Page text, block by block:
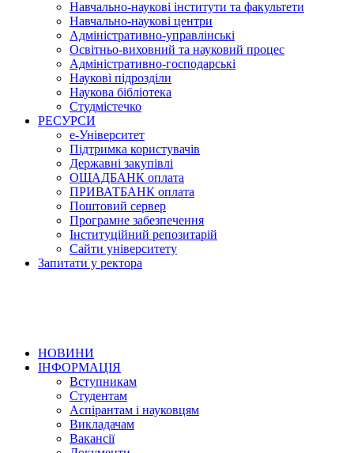
Навчально-наукові інститути та факультети
Навчально-наукові центри
Адміністративно-управлінські
Освітньо-виховний та науковий процес
Адміністративно-господарські
Наукові підрозділи
Наукова бібліотека
Студмістечко
РЕСУРСИ
е-Університет
Підтримка користувачів
Державні закупівлі
ОЩАДБАНК оплата
ПРИВАТБАНК оплата
Поштовий сервер
Програмне забезпечення
Інституційний репозитарій
Сайти університету
Запитати у ректора
НОВИНИ
ІНФОРМАЦІЯ
Вступникам
Студентам
Аспірантам і науковцям
Викладачам
Вакансії